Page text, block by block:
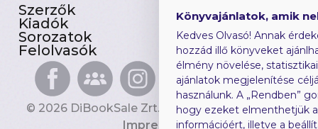
Szerzők
Kiadók
Sorozatok
Felolvasók
Gyerekkönyvek
Heti toplista
Ajándékutalvány
Blog
© 2026 DiBookSale Zrt. Minden jog fenntartva.
Impresszum
Könyvajánlatok, amik
Kedves Olvasó! Annak
hozzád illő könyveket
élmény növelése,
ajánlatok megjelenítése
használunk. A „Rendben”
hogy ezeket elmenthetjük
információért, illetve a